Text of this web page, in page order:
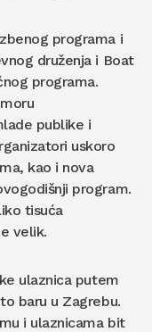
programa i
druženja i Boat
programa.
publike i
uskoro
kao i nova
program.
tisuća
velik.
ulaznica putem
baru u Zagrebu.
i ulaznicama bit